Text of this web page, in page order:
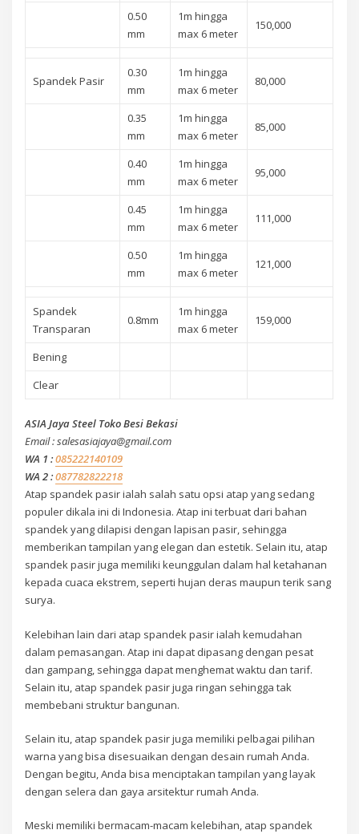
0.50
mm
1m hingga
max 6 meter
150,000
Spandek Pasir
0.30
mm
1m hingga
max 6 meter
80,000
0.35
mm
1m hingga
max 6 meter
85,000
0.40
mm
1m hingga
max 6 meter
95,000
0.45
mm
1m hingga
max 6 meter
111,000
0.50
mm
1m hingga
max 6 meter
121,000
Spandek
Transparan
0.8mm
1m hingga
max 6 meter
159,000
Bening
Clear
ASIA Jaya Steel Toko Besi Bekasi
Email : salesasiajaya@gmail.com
WA 1 :085222140109
WA 2 :087782822218
Atap spandek pasir ialah salah satu opsi atap yang sedang
populer dikala ini di Indonesia. Atap ini terbuat dari bahan
spandek yang dilapisi dengan lapisan pasir, sehingga
memberikan tampilan yang elegan dan estetik. Selain itu, atap
spandek pasir juga memiliki keunggulan dalam hal ketahanan
kepada cuaca ekstrem, seperti hujan deras maupun terik sang
surya.
Kelebihan lain dari atap spandek pasir ialah kemudahan
dalam pemasangan. Atap ini dapat dipasang dengan pesat
dan gampang, sehingga dapat menghemat waktu dan tarif.
Selain itu, atap spandek pasir juga ringan sehingga tak
membebani struktur bangunan.
Selain itu, atap spandek pasir juga memiliki pelbagai pilihan
warna yang bisa disesuaikan dengan desain rumah Anda.
Dengan begitu, Anda bisa menciptakan tampilan yang layak
dengan selera dan gaya arsitektur rumah Anda.
Meski memiliki bermacam-macam kelebihan, atap spandek